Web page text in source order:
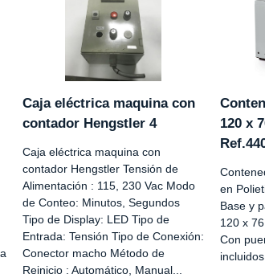
Caja eléctrica maquina con
contador Hengstler 4
Caja eléctrica maquina con
contador Hengstler Tensión de
Alimentación : 115, 230 Vac Modo
de Conteo: Minutos, Segundos
Tipo de Display: LED Tipo de
Entrada: Tensión Tipo de Conexión:
Conector macho Método de
Reinicio : Automático, Manual...
120 x
en
Base y
120 x
Con
incluidos